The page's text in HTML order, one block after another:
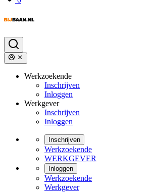
Werkzoekende
Inschrijven
Inloggen
Werkgever
Inschrijven
Inloggen
Inschrijven
Werkzoekende
WERKGEVER
Inloggen
Werkzoekende
Werkgever